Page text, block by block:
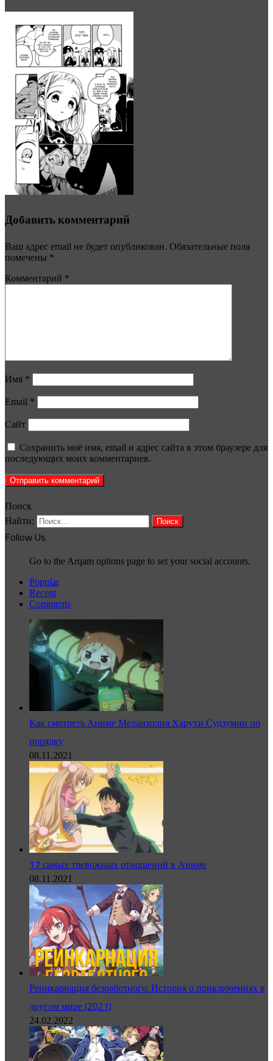
Добавить комментарий
Ваш адрес email не будет опубликован. Обязательные поля
помечены *
Комментарий *
Имя *
Email *
Сайт
Сохранить моё имя, email и адрес сайта в этом браузере для
последующих моих комментариев.
Поиск
Найти:
Follow Us
Go to the Arqam options page to set your social accounts.
Popular
Recent
Comments
Как смотреть Аниме Меланхолия Харухи Судзумии по
порядку
08.11.2021
17 самых тревожных отношений в Аниме
08.11.2021
Реинкарнация безработного: История о приключениях в
другом мире (2021)
24.02.2022